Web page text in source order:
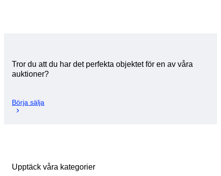
Tror du att du har det perfekta objektet för en av våra
auktioner?
Börja sälja
Upptäck våra kategorier